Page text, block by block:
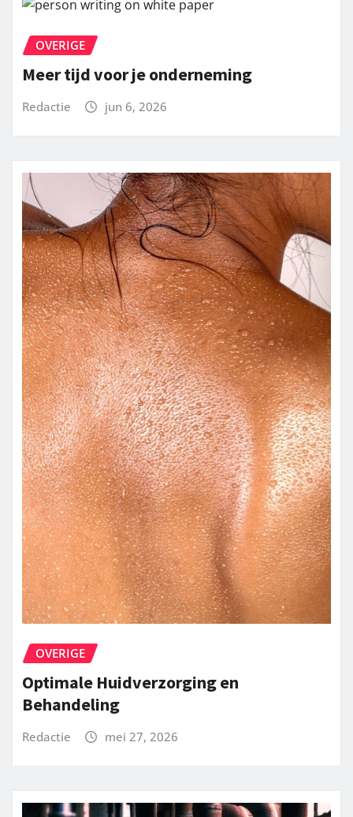
OVERIGE
Meer tijd voor je onderneming
Redactie jun 6, 2026
OVERIGE
Optimale Huidverzorging en
Behandeling
Redactie mei 27, 2026